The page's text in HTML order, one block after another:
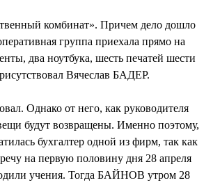
комбинат». Причем дело дошло
группа приехала прямо на
два ноутбука, шесть печатей шести
Вячеслав БАДЕР.
Однако от него, как руководителя
будут возвращены. Именно поэтому,
бухгалтер одной из фирм, так как
на первую половину дня 28 апреля
учения. Тогда БАЙНОВ утром 28